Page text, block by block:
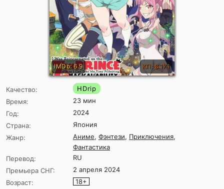
IMDb: 6.9 КП: 8.171
Качество:
HDrip
Время:
23 мин
Год:
2024
Страна:
Япония
Жанр:
Аниме, Фэнтези, Приключения,
Фантастика
Перевод:
RU
Премьера СНГ:
2 апреля 2024
Возраст:
18+